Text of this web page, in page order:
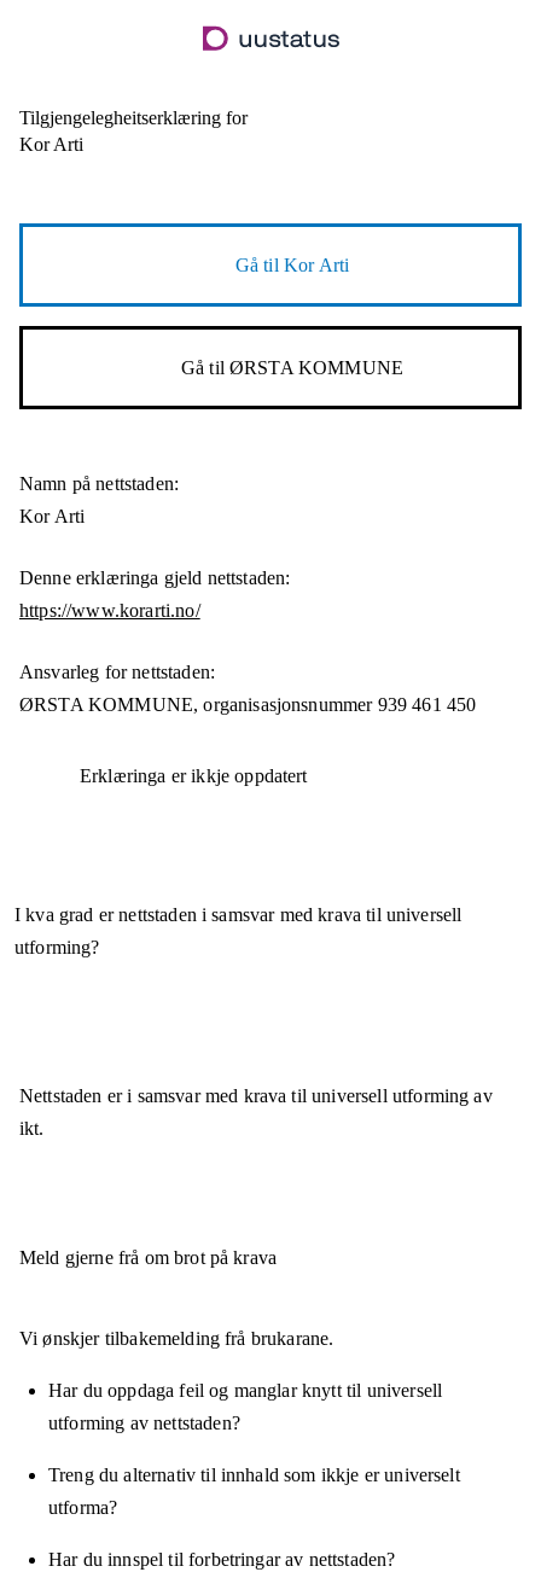
til
Tilgjengelegheitserklæring for
Kor Arti
Gå til Kor Arti
Gå tilØRSTA KOMMUNE
Namn på nettstaden:
Kor Arti
Denne erklæringa gjeld nettstaden:
https://www.korarti.no/
Ansvarleg for nettstaden:
ØRSTA KOMMUNE,organisasjonsnummer 939 461 450
Erklæringa er ikkje oppdatert
I kva grad er nettstaden i samsvar med krava til universell
utforming?
Nettstaden eri samsvarmed krava til universell utforming av
ikt.
Meld gjerne frå om brot på krava
Vi ønskjer tilbakemelding frå brukarane.
Har du oppdaga feil og manglar knytt til universell
utforming av nettstaden?
Treng du alternativ til innhald som ikkje er universelt
utforma?
Har du innspel til forbetringar av nettstaden?